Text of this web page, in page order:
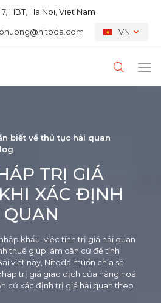
HBT, Ha Noi, Viet Nam
VN
biết về thủ tục hải quan
TRỊ GIÁ
XÁC ĐỊNH
khẩu, việc tính trị giá hải quan
thuế giúp làm căn cứ để tính
viết này, Nitoda muốn chia sẻ
trị giá giao dịch của hàng hoá
cứ xác định trị giá hải quan theo